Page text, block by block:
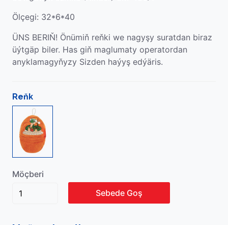
Ölçegi: 32*6*40
ÜNS BERIŇ! Önümiň reňki we nagyşy suratdan biraz
üýtgäp biler. Has giň maglumaty operatordan
anyklamagyňyzy Sizden haýyş edýäris.
Reňk
Möçberi
Sebede Goş